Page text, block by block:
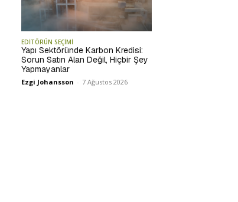
EDİTÖRÜN SEÇİMİ
Yapı Sektöründe Karbon Kredisi:
Sorun Satın Alan Değil, Hiçbir Şey
Yapmayanlar
Ezgi Johansson - 7 Ağustos 2026